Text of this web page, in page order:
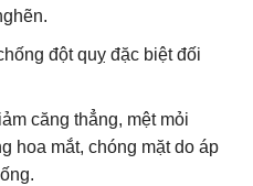
đột quỵ đặc biệt đối
căng thẳng, mệt mỏi
hoa mắt, chóng mặt do áp